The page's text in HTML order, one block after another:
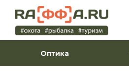
Оптика